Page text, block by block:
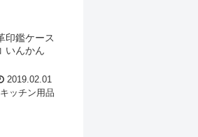
印鑑ケース
いんかん
2019.02.01
ッチン用品